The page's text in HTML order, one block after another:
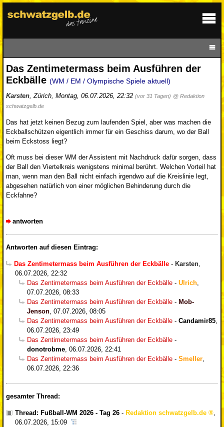
Das Zentimetermass beim Ausführen der
Eckbälle (WM / EM / Olympische Spiele aktuell)
Karsten,Zürich, Montag, 06.07.2026, 22:32 (vor 31 Tagen) @ Redaktion
schwatzgelb.de
Das hat jetzt keinen Bezug zum laufenden Spiel, aber was machen die
Eckballschützen eigentlich immer für ein Geschiss darum, wo der Ball
beim Eckstoss liegt?
Oft muss bei dieser WM der Assistent mit Nachdruck dafür sorgen, dass
der Ball den Viertelkreis wenigstens minimal berührt. Welchen Vorteil hat
man, wenn man den Ball nicht einfach irgendwo auf die Kreislinie legt,
abgesehen natürlich von einer möglichen Behinderung durch die
Eckfahne?
antworten
Antworten auf diesen Eintrag:
Das Zentimetermass beim Ausführen der Eckbälle - Karsten,
06.07.2026, 22:32
Das Zentimetermass beim Ausführen der Eckbälle - Ulrich,
07.07.2026, 08:33
Das Zentimetermass beim Ausführen der Eckbälle - Mob-
Jenson, 07.07.2026, 08:05
Das Zentimetermass beim Ausführen der Eckbälle - Candamir85,
06.07.2026, 23:49
Das Zentimetermass beim Ausführen der Eckbälle -
donotrobme, 06.07.2026, 22:41
Das Zentimetermass beim Ausführen der Eckbälle - Smeller,
06.07.2026, 22:36
gesamter Thread:
Thread: Fußball-WM 2026 - Tag 26 - Redaktion schwatzgelb.de
06.07.2026, 15:09